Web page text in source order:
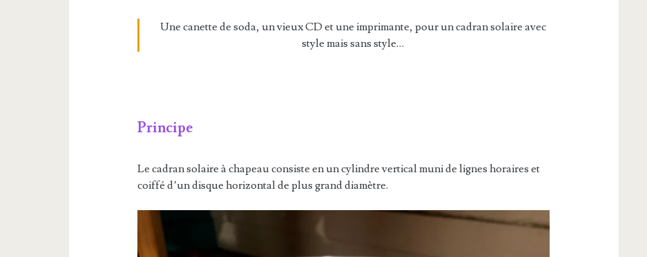
Une canette de soda, un vieux CD et une imprimante, pour un cadran solaire avec
style mais sans style…
Principe
Le cadran solaire à chapeau consiste en un cylindre vertical muni de lignes horaires et
coiffé d’un disque horizontal de plus grand diamètre.